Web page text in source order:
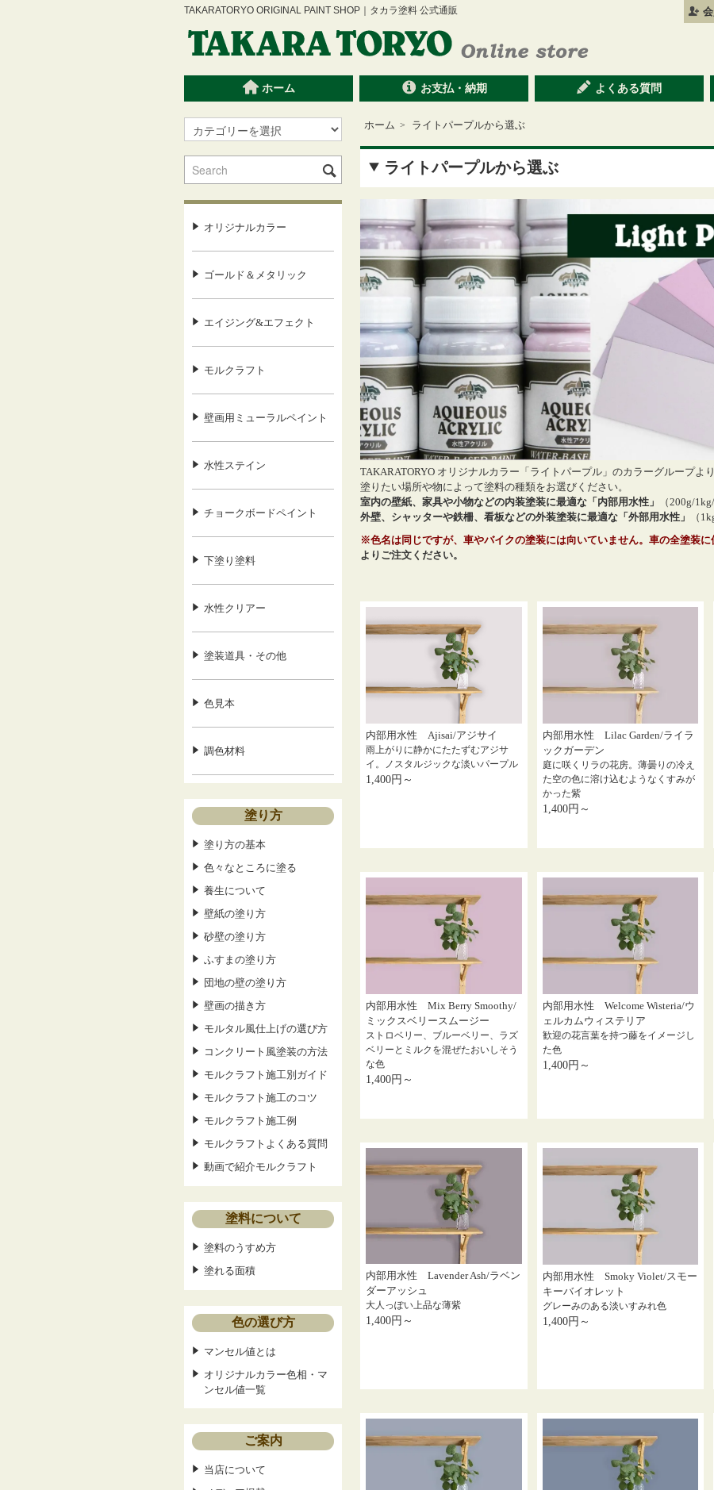
TAKARATORYO ORIGINAL PAINT SHOP｜タカラ塗料 公式通販
ホーム お支払・納期 よくある質問
ホーム > ライトパープルから選ぶ
ライトパープルから選ぶ
TAKARATORYO オリジナルカラー 「ライトパープル」のカラーグループよ
塗りたい場所や物によって塗料の種類をお選びください。
室内の壁紙、家具や小物などの内装塗装に最適な「内部用水性」
（200g/
外壁、シャッターや鉄柵、看板などの外装塗装に最適な「外部用水性」
（
※色名は同じですが、車やバイクの塗装には向いていません。車の全塗装に
よりご注文ください。
内部用水性 Ajisai/アジサイ
雨上がりに静かにたたずむアジサ
イ。ノスタルジックな淡いパープル
1,400円～
内部用水性 Lilac Garden/ライラ
ックガーデン
庭に咲くリラの花房。薄曇りの冷え
た空の色に溶け込むようなくすみが
かった紫
1,400円～
内部用水性 Mix Berry Smoothy/
ミックスベリースムージー
ストロベリー、ブルーベリー、ラズ
ベリーとミルクを混ぜたおいしそう
な色
1,400円～
内部用水性 Welcome Wisteria/ウ
ェルカムウィステリア
歓迎の花言葉を持つ藤をイメージし
た色
1,400円～
内部用水性 Lavender Ash/ラベン
ダーアッシュ
大人っぽい上品な薄紫
1,400円～
内部用水性 Smoky Violet/スモー
キーバイオレット
グレーみのある淡いすみれ色
1,400円～
オリジナルカラー
ゴールド＆メタリック
エイジング&エフェクト
モルクラフト
壁画用ミューラルペイント
水性ステイン
チョークボードペイント
下塗り塗料
水性クリアー
塗装道具・その他
色見本
調色材料
塗り方
塗り方の基本
色々なところに塗る
養生について
壁紙の塗り方
砂壁の塗り方
ふすまの塗り方
団地の壁の塗り方
壁画の描き方
モルタル風仕上げの選び方
コンクリート風塗装の方法
モルクラフト施工別ガイド
モルクラフト施工のコツ
モルクラフト施工例
モルクラフトよくある質問
動画で紹介モルクラフト
塗料について
塗料のうすめ方
塗れる面積
色の選び方
マンセル値とは
オリジナルカラー色相・マ
ンセル値一覧
ご案内
当店について